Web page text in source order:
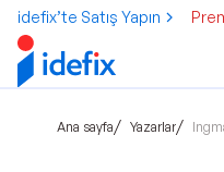
idefix’te Satış Yapın
Ana sayfa/ Yazarlar/